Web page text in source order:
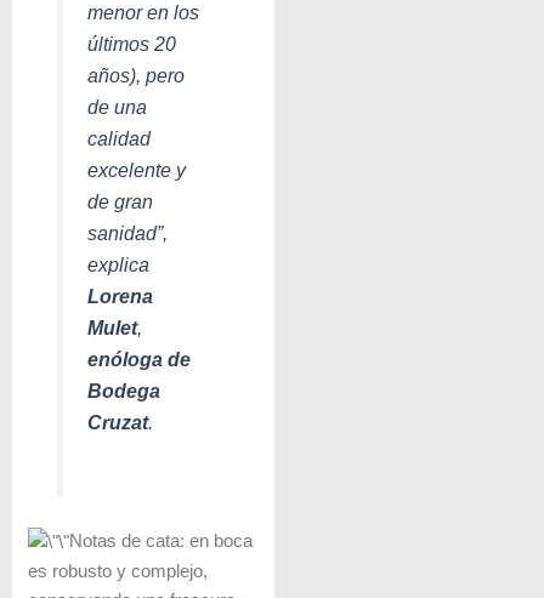
menor en los
últimos 20
años), pero
de una
calidad
excelente y
de gran
sanidad”,
explica
Lorena
Mulet,
enóloga de
Bodega
Cruzat.
Notas de cata: en boca
es robusto y complejo,